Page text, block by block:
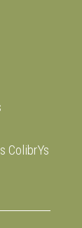
ColibrYs